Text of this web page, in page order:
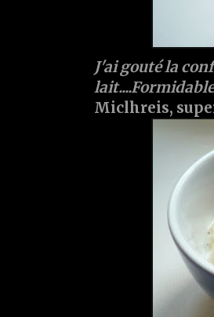
J'ai gouté la
Miclhreis,